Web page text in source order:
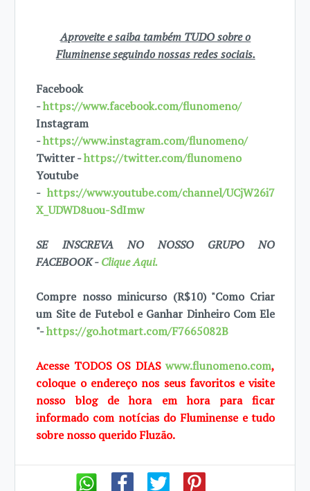
Aproveite e saiba também TUDO sobre o
Fluminense seguindo nossas redes sociais.
Facebook
-https://www.facebook.com/flunomeno/
Instagram
-https://www.instagram.com/flunomeno/
Twitter -https://twitter.com/flunomeno
Youtube
-https://www.youtube.com/channel/UCjW26i7
X_UDWD8uou-SdImw
SE INSCREVA NO NOSSO GRUPO NO
FACEBOOK -Clique Aqui.
Compre nosso minicurso (R$10) "Como Criar
um Site de Futebol e Ganhar Dinheiro Com Ele
"-https://go.hotmart.com/F7665082B
Acesse TODOS OS DIASwww.flunomeno.com,
coloque o endereço nos seus favoritos e visite
nosso blog de hora em hora para ficar
informado com notícias do Fluminense e tudo
sobre nosso querido Fluzão.